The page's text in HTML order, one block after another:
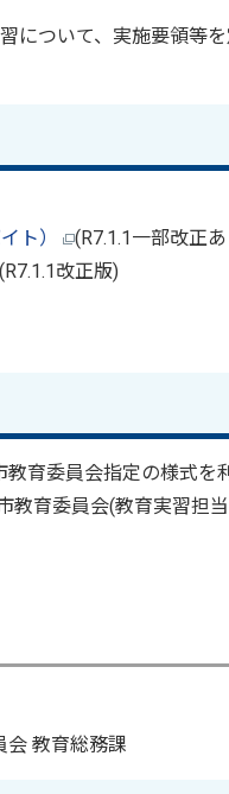
について、実施要領等
ト）
(R7.1.1一部改正
(R7.1.1改正版)
育委員会指定の様式を
教育委員会(教育実習担
会 教育総務課